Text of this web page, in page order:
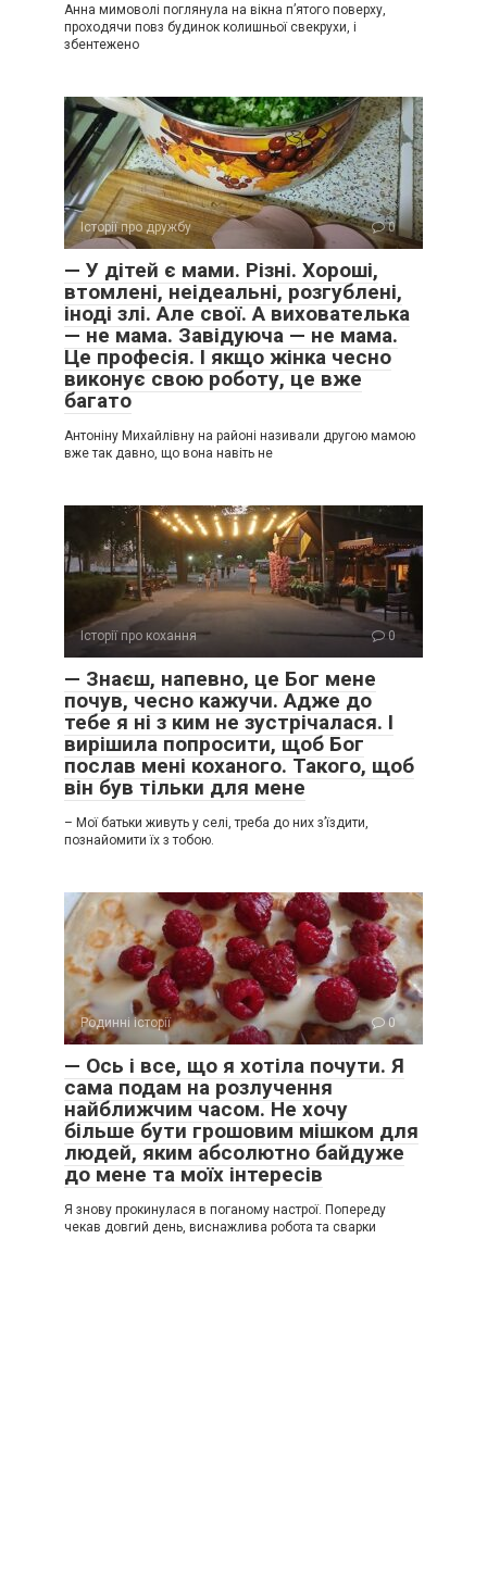
Анна мимоволі поглянула на вікна п’ятого поверху,
проходячи повз будинок колишньої свекрухи, і
збентежено
Історії про дружбу 0
— У дітей є мами. Різні. Хороші,
втомлені, неідеальні, розгублені,
іноді злі. Але свої. А вихователька
— не мама. Завідуюча — не мама.
Це професія. І якщо жінка чесно
виконує свою роботу, це вже
багато
Антоніну Михайлівну на районі називали другою мамою
вже так давно, що вона навіть не
Історії про кохання 0
— Знаєш, напевно, це Бог мене
почув, чесно кажучи. Адже до
тебе я ні з ким не зустрічалася. І
вирішила попросити, щоб Бог
послав мені коханого. Такого, щоб
він був тільки для мене
– Мої батьки живуть у селі, треба до них з’їздити,
познайомити їх з тобою.
Родинні історії 0
— Ось і все, що я хотіла почути. Я
сама подам на розлучення
найближчим часом. Не хочу
більше бути грошовим мішком для
людей, яким абсолютно байдуже
до мене та моїх інтересів
Я знову прокинулася в поганому настрої. Попереду
чекав довгий день, виснажлива робота та сварки